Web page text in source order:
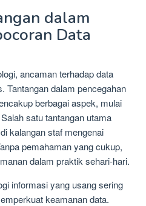
dalam
Data
ancaman terhadap data
Tantangan dalam pencegahan
berbagai aspek, mulai
satu tantangan utama
kalangan staf mengenai
pemahaman yang cukup,
dalam praktik sehari-hari.
informasi yang usang sering
keamanan data.